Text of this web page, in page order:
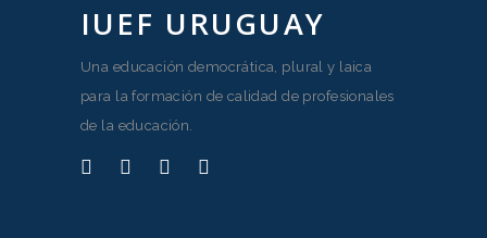
IUEF URUGUAY
Una educación democrática, plural y laica
para la formación de calidad de profesionales
de la educación.